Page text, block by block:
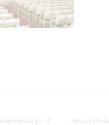
ул., 2
Часы